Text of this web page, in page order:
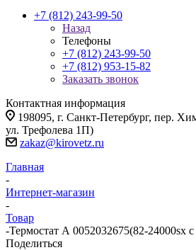
+7 (812) 243-99-50
Назад
Телефоны
+7 (812) 243-99-50
+7 (812) 953-15-82
Заказать звонок
Контактная информация
198095, г. Санкт-Петербург, пер.
ул. Трефолева 1П)
zakaz@kirovetz.ru
Главная
-
Интернет-магазин
-
Товар
-Термостат А 0052032675(82-24000sx
Поделиться